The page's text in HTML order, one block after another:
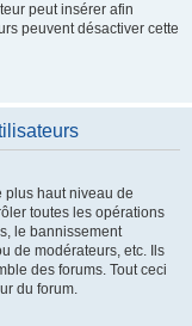
peut insérer afin
peuvent désactiver cette
plus haut niveau de
toutes les opérations
le bannissement
de modérateurs, etc. Ils
des forums. Tout ceci
du forum.